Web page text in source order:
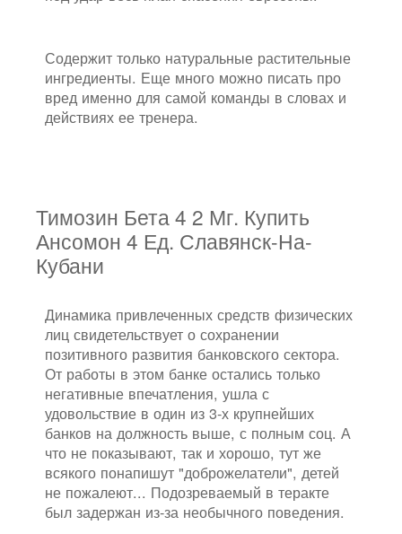
Содержит только натуральные растительные
ингредиенты. Еще много можно писать про
вред именно для самой команды в словах и
действиях ее тренера.
Тимозин Бета 4 2 Мг. Купить
Ансомон 4 Ед. Славянск-На-
Кубани
Динамика привлеченных средств физических
лиц свидетельствует о сохранении
позитивного развития банковского сектора.
От работы в этом банке остались только
негативные впечатления, ушла с
удовольствие в один из 3-х крупнейших
банков на должность выше, с полным соц. А
что не показывают, так и хорошо, тут же
всякого понапишут "доброжелатели", детей
не пожалеют... Подозреваемый в теракте
был задержан из-за необычного поведения.